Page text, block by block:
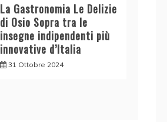
La Gastronomia Le Delizie
di Osio Sopra tra le
insegne indipendenti più
innovative d’Italia
31 Ottobre 2024